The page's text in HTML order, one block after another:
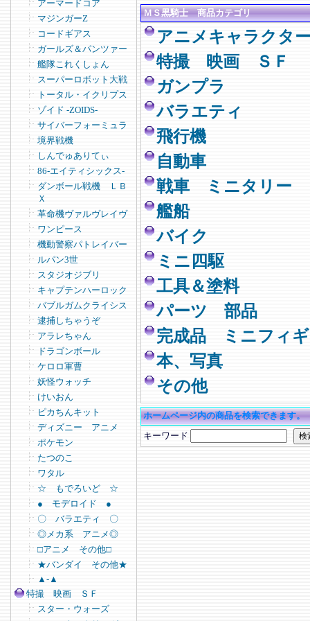
アーマードコア
マジンガーZ
コードギアス
ガールズ＆パンツァー
艦隊これくしょん
スーパーロボット大戦
トータル・イクリプス
ゾイド -ZOIDS-
サイバーフォーミュラ
境界戦機
しんでゅありてぃ
86-エイティシックス-
ダンボール戦機 ＬＢ
Ｘ
革命機ヴァルヴレイヴ
ワンピース
機動警察パトレイバー
ルパン3世
スタジオジブリ
キャプテンハーロック
バブルガムクライシス
逮捕しちゃうぞ
アラレちゃん
ドラゴンボール
ケロロ軍曹
妖怪ウォッチ
けいおん
ピカちんキット
ディズニー アニメ
ポケモン
たつのこ
ワタル
☆ もでろいど ☆
● モデロイド ●
〇 バラエティ 〇
◎メカ系 アニメ◎
□アニメ その他□
★バンダイ その他★
▲-▲
特撮 映画 ＳＦ
スター・ウォーズ
ＭＳ黒騎士 商品カテゴリ
アニメキャラクタ
特撮 映画 ＳＦ
ガンプラ
バラエティ
飛行機
自動車
戦車 ミニタリー
艦船
バイク
ミニ四駆
工具＆塗料
パーツ 部品
完成品 ミニフィ
本、写真
その他
ホームページ内の商品を検索できます。
キーワード